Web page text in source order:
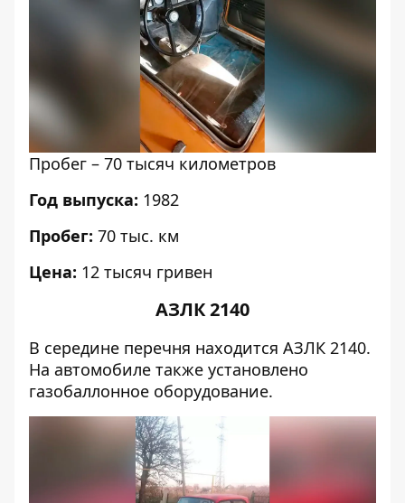
Пробег – 70 тысяч километров
Год выпуска: 1982
Пробег: 70 тыс. км
Цена: 12 тысяч гривен
АЗЛК 2140
В середине перечня находится АЗЛК 2140.
На автомобиле также установлено
газобаллонное оборудование.